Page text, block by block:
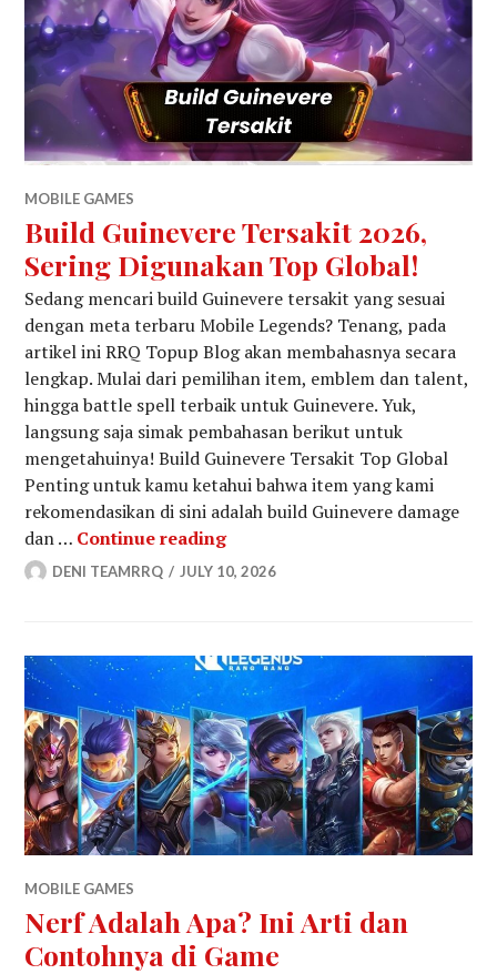
MOBILE GAMES
Build Guinevere Tersakit 2026,
Sering Digunakan Top Global!
Sedang mencari build Guinevere tersakit yang sesuai
dengan meta terbaru Mobile Legends? Tenang, pada
artikel ini RRQ Topup Blog akan membahasnya secara
lengkap. Mulai dari pemilihan item, emblem dan talent,
hingga battle spell terbaik untuk Guinevere. Yuk,
langsung saja simak pembahasan berikut untuk
mengetahuinya! Build Guinevere Tersakit Top Global
Penting untuk kamu ketahui bahwa item yang kami
rekomendasikan di sini adalah build Guinevere damage
dan … Continue readingBuild Guinevere Tersakit
DENI TEAMRRQ JULY 10, 2026
MOBILE GAMES
Nerf Adalah Apa? Ini Arti dan
Contohnya di Game